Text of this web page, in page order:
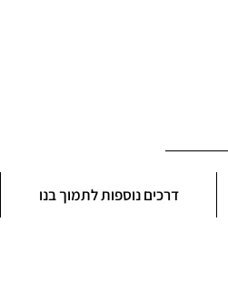
דרכים נוספות לתמוך בנו